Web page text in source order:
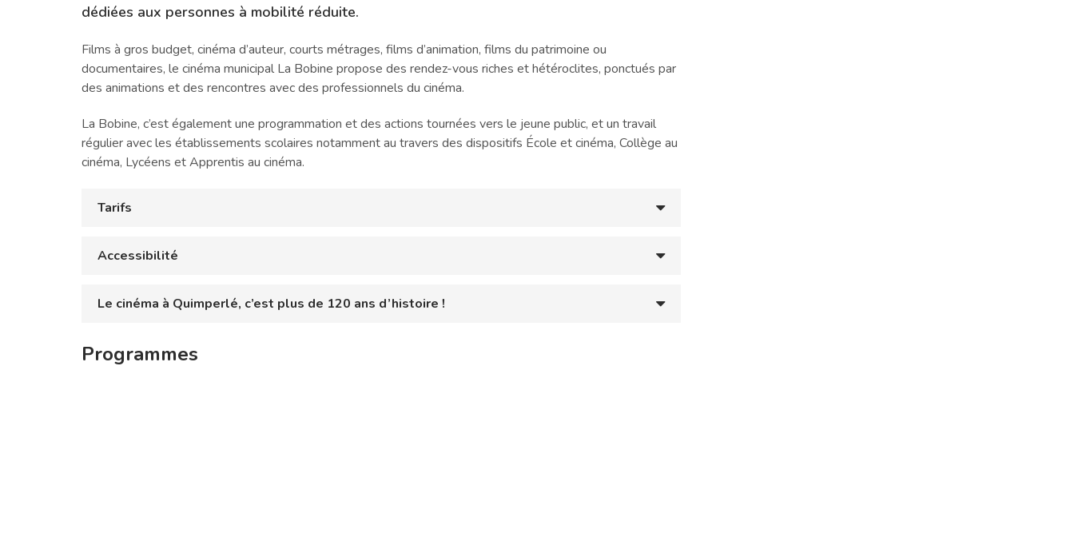
dédiées aux personnes à mobilité réduite.
Films à gros budget, cinéma d’auteur, courts métrages, films d’animation, films du patrimoine ou
documentaires, le cinéma municipal La Bobine propose des rendez-vous riches et hétéroclites, ponctués par
des animations et des rencontres avec des professionnels du cinéma.
La Bobine, c’est également une programmation et des actions tournées vers le jeune public, et un travail
régulier avec les établissements scolaires notamment au travers des dispositifs École et cinéma, Collège au
cinéma, Lycéens et Apprentis au cinéma.
Tarifs
Accessibilité
Le cinéma à Quimperlé, c’est plus de 120 ans d’histoire !
Programmes